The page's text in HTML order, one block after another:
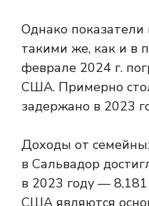
Однако показатели
такими же, как и в
феврале 2024 г.
США. Примерно
задержано в 2023
Доходы от
в Сальвадор
в 2023 году —
США являются